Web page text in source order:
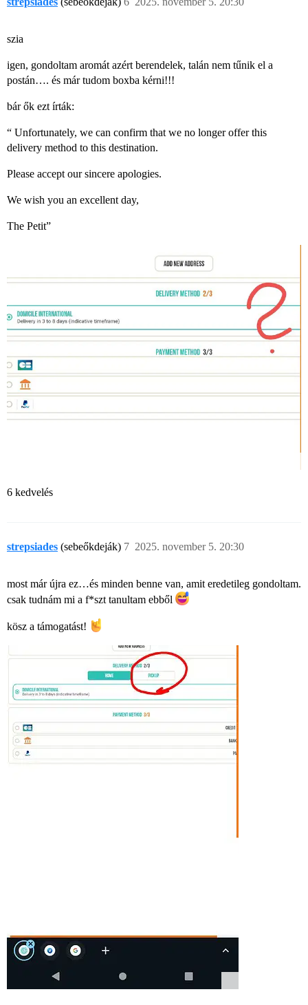
szia
igen, gondoltam aromát azért berendelek, talán nem tűnik el a
postán…. és már tudom boxba kérni!!!
bár ők ezt írták:
“ Unfortunately, we can confirm that we no longer offer this
delivery method to this destination.
Please accept our sincere apologies.
We wish you an excellent day,
The Petit”
6 kedvelés
strepsiades (sebeőkdeják) 2025. november 5. 20:30
7
most már újra ez…és minden benne van, amit eredetileg gondoltam.
csak tudnám mi a f*szt tanultam ebből
kösz a támogatást!